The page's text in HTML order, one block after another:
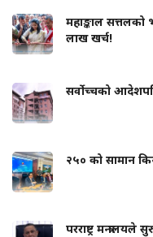
महाङ्काल सत्तलको
लाख खर्च!
सर्वोच्चको
२५० को सामान
परराष्ट्र